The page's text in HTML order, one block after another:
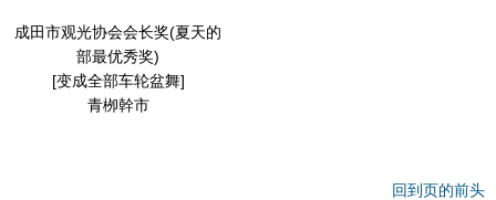
成田市观光协会会长奖(夏天的
部最优秀奖)
[变成全部车轮盆舞]
青栁幹市
回到页的前头